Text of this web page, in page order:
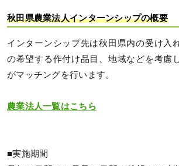
秋田県農業法人インターンシップの概要
インターンシップ先は秋田県内の受け入
の希望する作付け品目、地域などを考慮
がマッチングを行います。
農業法人一覧はこちら
■実施期間